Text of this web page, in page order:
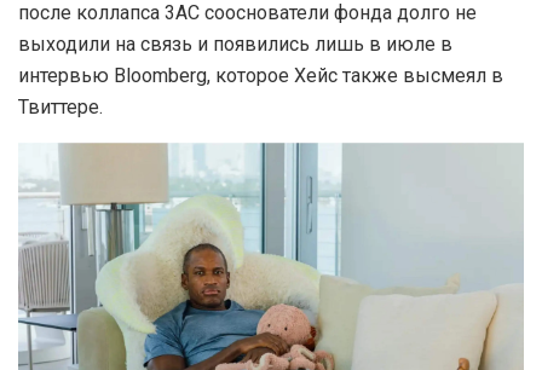
после коллапса 3AC сооснователи фонда долго не
выходили на связь и появились лишь в июле в
интервью Bloomberg, которое Хейс также высмеял в
Твиттере.